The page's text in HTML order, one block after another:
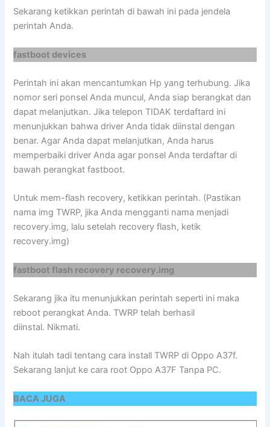
Sekarang ketikkan perintah di bawah ini pada jendela
perintah Anda.
fastboot devices
Perintah ini akan mencantumkan Hp yang terhubung. Jika
nomor seri ponsel Anda muncul, Anda siap berangkat dan
dapat melanjutkan. Jika telepon TIDAK terdaftard ini
menunjukkan bahwa driver Anda tidak diinstal dengan
benar. Agar Anda dapat melanjutkan, Anda harus
memperbaiki driver Anda agar ponsel Anda terdaftar di
bawah perangkat fastboot.
Untuk mem-flash recovery, ketikkan perintah. (Pastikan
nama img TWRP, jika Anda mengganti nama menjadi
recovery.img, lalu setelah recovery flash, ketik
recovery.img)
fastboot flash recovery recovery.img
Sekarang jika itu menunjukkan perintah seperti ini maka
reboot perangkat Anda. TWRP telah berhasil
diinstal. Nikmati.
Nah itulah tadi tentang cara install TWRP di Oppo A37f.
Sekarang lanjut ke cara root Oppo A37F Tanpa PC.
BACA JUGA